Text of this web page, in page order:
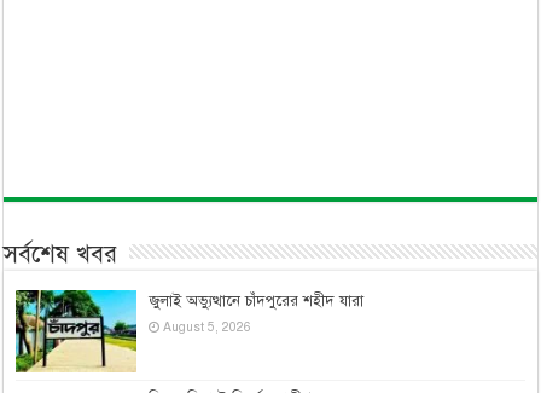
সর্বশেষ খবর
জুলাই অভ্যুত্থানে চাঁদপুরের শহীদ যারা
August 5, 2026